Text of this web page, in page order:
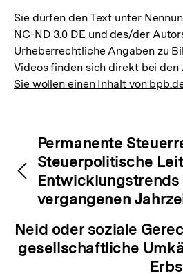
Sie dürfen den Text unter
NC-ND 3.0 DE und des/der
Urheberrechtliche Angaben zu
Videos finden sich direkt bei den
Sie wollen einen Inhalt von
Inhaltsnavigation
Permanente
Steuerpolitische
Entwicklungstrends
vergangenen
Neid oder soziale
gesellschaftliche